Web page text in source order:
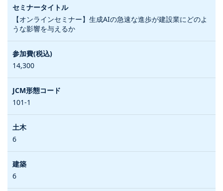
【オンラインセミナー】生成AIの急速な進歩が建設業にどのよ
うな影響を与えるか
14,300
101-1
6
6